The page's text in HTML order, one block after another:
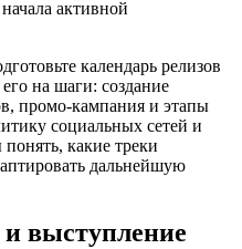
активной
календарь релизов
на шаги: создание
промо-кампания и этапы
социальных сетей и
какие треки
дальнейшую
выступление